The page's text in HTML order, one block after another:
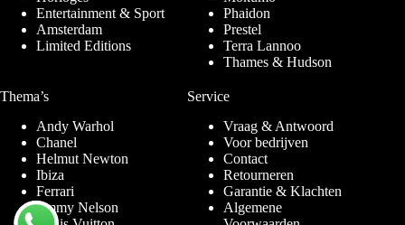
Entertainment & Sport
Amsterdam
Limited Editions
Phaidon
Prestel
Terra Lannoo
Thames & Hudson
Thema’s
Andy Warhol
Chanel
Helmut Newton
Ibiza
Ferrari
Jimmy Nelson
Service
Vraag & Antwoord
Voor bedrijven
Contact
Retourneren
Garantie & Klachten
Algemene